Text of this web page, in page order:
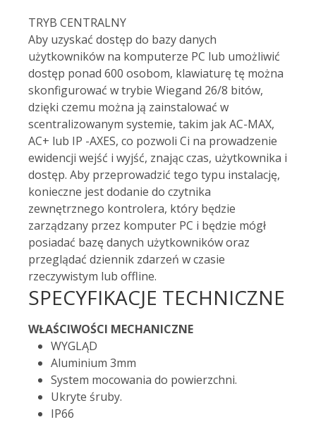
TRYB CENTRALNY
Aby uzyskać dostęp do bazy danych
użytkowników na komputerze PC lub umożliwić
dostęp ponad 600 osobom, klawiaturę tę można
skonfigurować w trybie Wiegand 26/8 bitów,
dzięki czemu można ją zainstalować w
scentralizowanym systemie, takim jak AC-MAX,
AC+ lub IP -AXES, co pozwoli Ci na prowadzenie
ewidencji wejść i wyjść, znając czas, użytkownika i
dostęp. Aby przeprowadzić tego typu instalację,
konieczne jest dodanie do czytnika
zewnętrznego kontrolera, który będzie
zarządzany przez komputer PC i będzie mógł
posiadać bazę danych użytkowników oraz
przeglądać dziennik zdarzeń w czasie
rzeczywistym lub offline.
SPECYFIKACJE TECHNICZNE
WŁAŚCIWOŚCI MECHANICZNE
WYGLĄD
Aluminium 3mm
System mocowania do powierzchni.
Ukryte śruby.
IP66